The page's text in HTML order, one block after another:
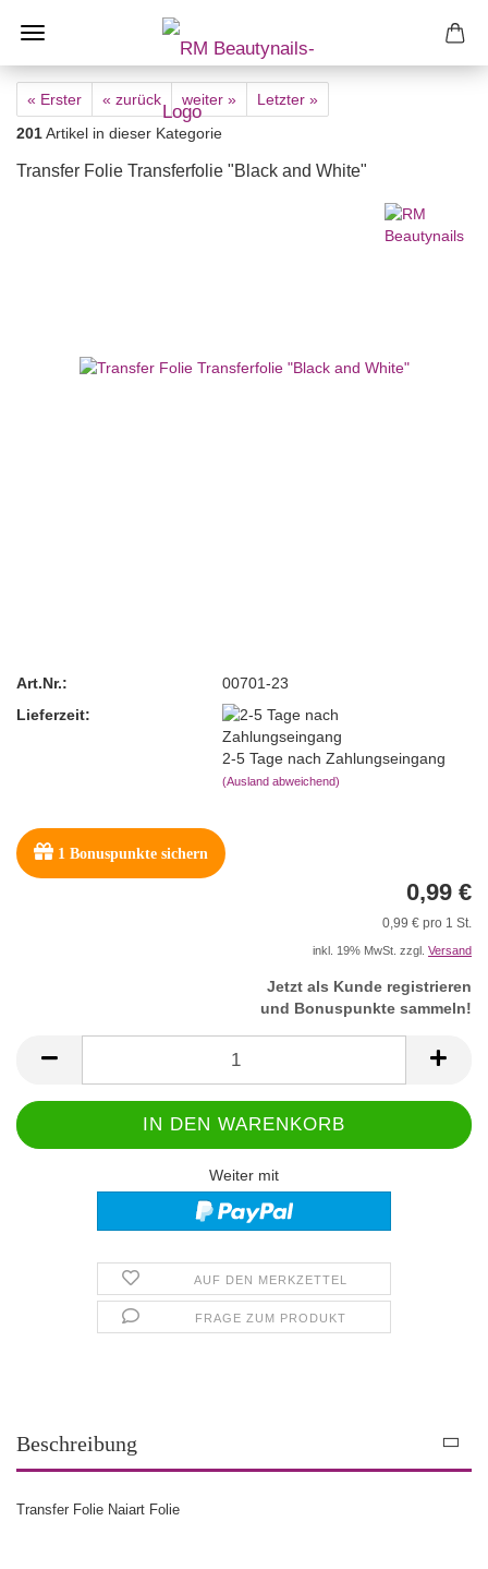
« Erster « zurück weiter »
Letzter »
201Artikel in dieser Kategorie
Transfer Folie Transferfolie "Black and White"
Art.Nr.:
00701-23
Lieferzeit:
2-5 Tage nach Zahlungseingang
(Ausland abweichend)
1 Bonuspunkte sichern
0,99 €
0,99 € pro 1 St.
inkl. 19% MwSt. zzgl. Versand
Jetzt als Kunde registrieren
und Bonuspunkte sammeln!
Weiter mit
AUF DEN MERKZETTEL
FRAGE ZUM PRODUKT
Beschreibung
Transfer Folie Naiart Folie